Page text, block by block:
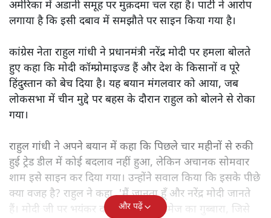
अमेरिका में अडानी समूह पर मुक़दमा चल रहा है। पार्टी ने आरोप
लगाया है कि इसी दबाव में समझौते पर साइन किया गया है।
कांग्रेस नेता राहुल गांधी ने प्रधानमंत्री नरेंद्र मोदी पर हमला बोलते
हुए कहा कि मोदी कॉम्प्रोमाइज्ड हैं और देश के किसानों व पूरे
हिंदुस्तान को बेच दिया है। यह बयान मंगलवार को आया, जब
लोकसभा में चीन मुद्दे पर बहस के दौरान राहुल को बोलने से रोका
गया।
राहुल गांधी ने अपने बयान में कहा कि पिछले चार महीनों से रुकी
हुई ट्रेड डील में कोई बदलाव नहीं हुआ, लेकिन अचानक सोमवार
शाम इसे साइन कर दिया गया। उन्होंने सवाल किया कि इसके पीछे
क्या वजह है? राहुल ने कहा, 'मैं जानता हूँ और नरेंद्र मोदी जानते
हैं। मोदी जी पर भयंकर दबाव है। उनकी इमेज का गुब्बारा, जिसे
और पढ़ें